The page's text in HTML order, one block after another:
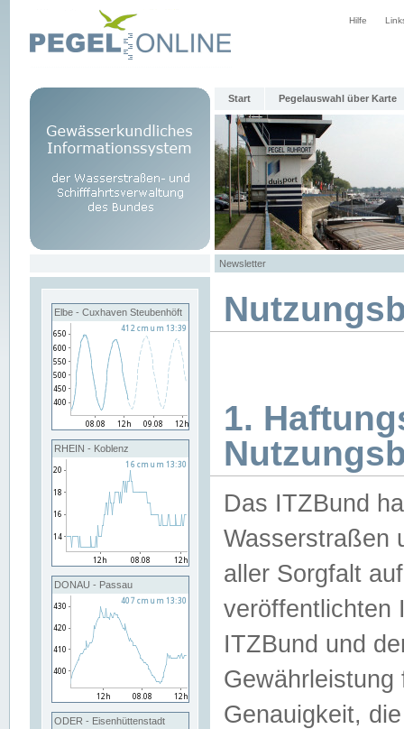
Hilfe
Start Pegelauswahl über Karte
Newsletter
Elbe - Cuxhaven Steubenhöft
RHEIN - Koblenz
DONAU - Passau
ODER - Eisenhüttenstadt
1.
Das ITZBund
Wasserstraßen
aller Sorgfalt
veröffentlichten
ITZBund und
Genauigkeit,